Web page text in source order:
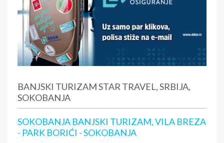
BANJSKI TURIZAM STAR TRAVEL, SRBIJA,
SOKOBANJA
SOKOBANJA BANJSKI TURIZAM, VILA BREZA
- PARK BORIĆI - SOKOBANJA